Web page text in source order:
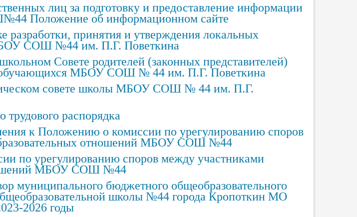
лиц за подготовку и предоставление информации
Положение об информационном сайте
разработки, принятия и утверждения локальных
СОШ №44 им. П.Г. Поветкина
Совете родителей (законных представителей)
обучающихся МБОУ СОШ № 44 им. П.Г. Поветкина
совете школы МБОУ СОШ № 44 им. П.Г.
трудового распорядка
к Положению о комиссии по урегулированию споров
отношений МБОУ СОШ №44
по урегулированию споров между участниками
МБОУ СОШ №44
муниципального бюджетного общеобразовательного
школы №44 города Кропоткин МО
2026 годы